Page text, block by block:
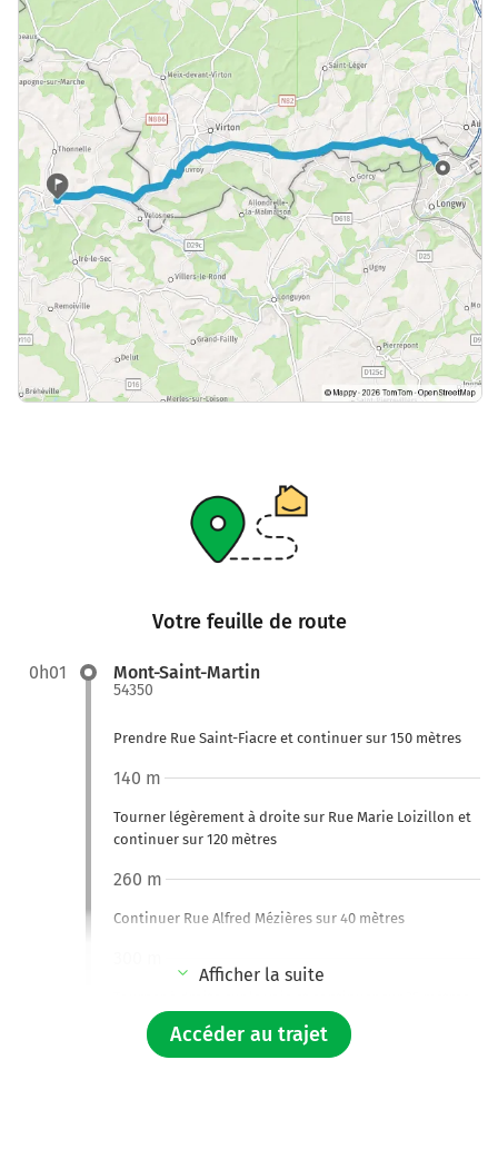
Votre feuille de route
0h01 Mont-Saint-Martin
54350
Prendre Rue Saint-Fiacre et continuer sur 150 mètres
Tourner légèrement à droite sur Rue Marie Loizillon et
continuer sur 120 mètres
140 m
Continuer Rue Alfred Mézières sur 40 mètres
260 m
300 m
Afficher la suite
Accéder au trajet